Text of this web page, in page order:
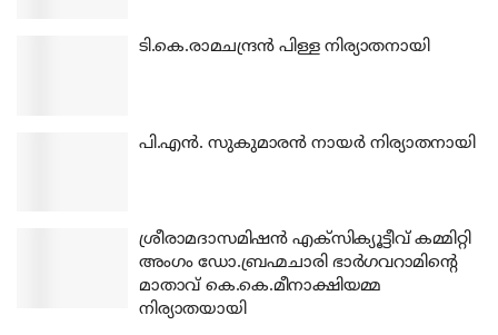
ടി.കെ.രാമചന്ദ്രന്‍ പിള്ള നിര്യാതനായി
പി.എന്‍. സുകുമാരന്‍ നായര്‍ നിര്യാതനായി
ശ്രീരാമദാസമിഷന്‍ എക്‌സിക്യൂട്ടീവ് കമ്മിറ്റി
അംഗം ഡോ.ബ്രഹ്മചാരി ഭാര്‍ഗവറാമിന്റെ
മാതാവ് കെ.കെ.മീനാക്ഷിയമ്മ
നിര്യാതയായി